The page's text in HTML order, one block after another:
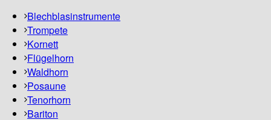
Blechblasinstrumente
Trompete
Kornett
Flügelhorn
Waldhorn
Posaune
Tenorhorn
Bariton